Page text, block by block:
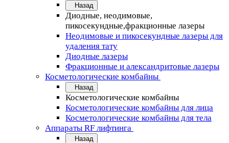
Назад
Диодные, неодимовые,
пикосекундные,фракционные лазеры
Неодимовые и пикосекундные лазеры для
удаления тату
Диодные лазеры
Фракционные и александритовые лазеры
Косметологические комбайны
Назад
Косметологические комбайны
Косметологические комбайны для лица
Косметологические комбайны для тела
Аппараты RF лифтинга
Назад